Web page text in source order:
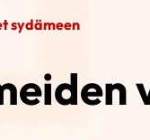
sydämeen